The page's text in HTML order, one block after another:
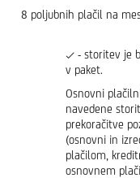
8 poljubnih plačil na
✓ - storitev je
v paket.
Osnovni
navedene
prekoračitve
(osnovni in
plačilom,
osnovnem